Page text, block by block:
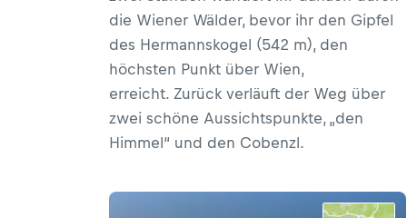
die Wiener Wälder, bevor ihr den Gipfel
des Hermannskogel (542 m), den
höchsten Punkt über Wien,
erreicht. Zurück verläuft der Weg über
zwei schöne Aussichtspunkte, „den
Himmel“ und den Cobenzl.